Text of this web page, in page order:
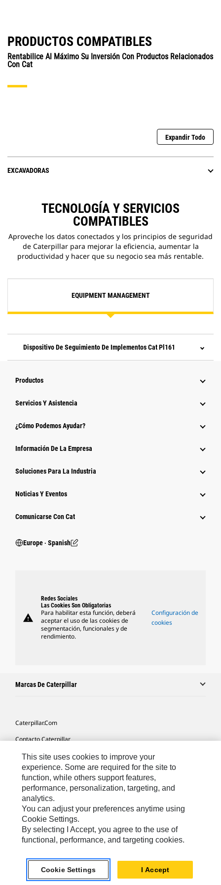
PRODUCTOS COMPATIBLES
Rentabilice Al Máximo Su Inversión Con Productos Relacionados
Con Cat
Expandir Todo
EXCAVADORAS
TECNOLOGÍA Y SERVICIOS
COMPATIBLES
Aproveche los datos conectados y los principios de seguridad
de Caterpillar para mejorar la eficiencia, aumentar la
productividad y hacer que su negocio sea más rentable.
EQUIPMENT MANAGEMENT
Dispositivo De Seguimiento De Implementos Cat Pl161
Productos
Servicios Y Asistencia
¿Cómo Podemos Ayudar?
Información De La Empresa
Soluciones Para La Industria
Noticias Y Eventos
Comunicarse Con Cat
Europe ‧ Spanish
warning
Redes Sociales
Las Cookies Son Obligatorias
Para habilitar esta función, deberá
aceptar el uso de las cookies de
segmentación, funcionales y de
rendimiento.
Configuración de
cookies
Marcas De Caterpillar
Caterpillar.com
Contacto Caterpillar
Mis Preferencias De Marketing
Mapa Del Sitio
Cookie Settings
Aviso Legal
Privacidad
Europe-Spanish© 2026 Caterpillar. Reservados todos los derechos
This site uses cookies to improve your
experience. Some are required for the site to
function, while others support features,
performance, personalization, targeting, and
analytics.
You can adjust your preferences anytime using
Cookie Settings.
By selecting I Accept, you agree to the use of
functional, performance, and targeting cookies.
Cookie Settings I Accept